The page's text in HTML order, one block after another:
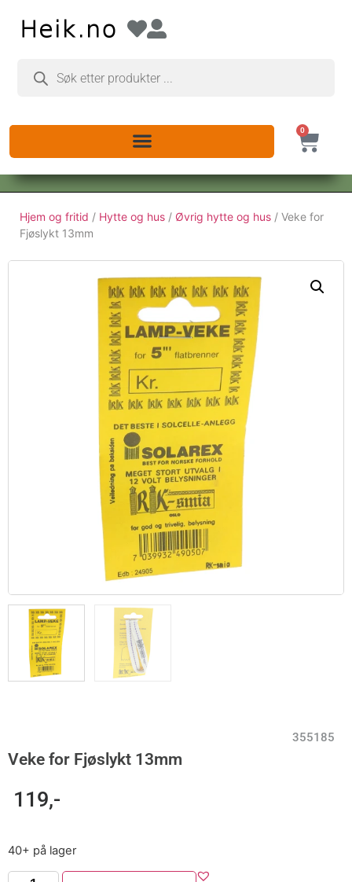
0
Hjem og fritid / Hytte og hus / Øvrig hytte og hus / Veke for
Fjøslykt 13mm
355185
Veke for Fjøslykt 13mm
119,-
40+ på lager